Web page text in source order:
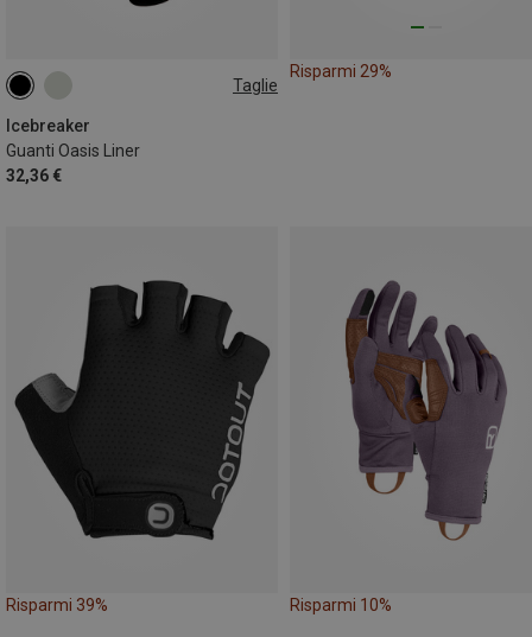
Taglie
Icebreaker
Guanti Oasis Liner
32,36 €
XS
Risparmi 29%
Risparmi 39% Risparmi 10%